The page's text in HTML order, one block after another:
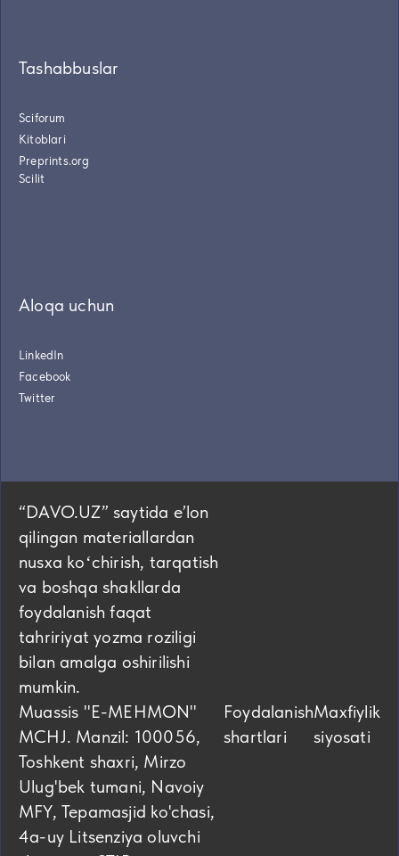
Tashabbuslar
Sciforum
Kitoblari
Preprints.org
Scilit
Aloqa uchun
LinkedIn
Facebook
Twitter
“DAVO.UZ” saytida eʼlon
qilingan materiallardan
nusxa koʻchirish, tarqatish
va boshqa shakllarda
foydalanish faqat
tahririyat yozma roziligi
bilan amalga oshirilishi
mumkin.
Muassis "E-MEHMON"
MCHJ. Manzil: 100056,
Toshkent shaxri, Mirzo
Ulug'bek tumani, Navoiy
MFY, Tepamasjid ko'chasi,
4а-uy Litsenziya oluvchi
Foydalanish
shartlari
Maxfiylik
siyosati